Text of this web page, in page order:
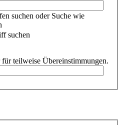
suchen oder Suche wie
suchen
teilweise Übereinstimmungen.